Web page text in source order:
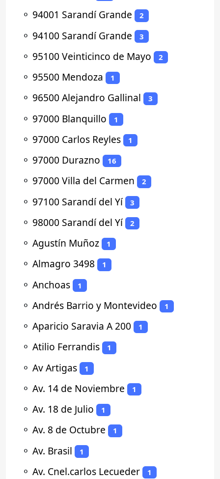
⚬ 94001 Sarandí Grande 2
⚬ 94100 Sarandí Grande 3
⚬ 95100 Veinticinco de Mayo 2
⚬ 95500 Mendoza 1
⚬ 96500 Alejandro Gallinal 3
⚬ 97000 Blanquillo 1
⚬ 97000 Carlos Reyles 1
⚬ 97000 Durazno 16
⚬ 97000 Villa del Carmen 2
⚬ 97100 Sarandí del Yí 3
⚬ 98000 Sarandí del Yí 2
⚬ Agustín Muñoz 1
⚬ Almagro 3498 1
⚬ Anchoas 1
⚬ Andrés Barrio y Montevideo 1
⚬ Aparicio Saravia A 200 1
⚬ Atilio Ferrandis 1
⚬ Av Artigas 1
⚬ Av. 14 de Noviembre 1
⚬ Av. 18 de Julio 1
⚬ Av. 8 de Octubre 1
⚬ Av. Brasil 1
⚬ Av. Cnel.carlos Lecueder 1